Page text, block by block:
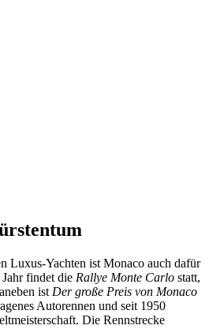
Luxus-Yachten ist Monaco auch dafür
findet die Rallye Monte Carlo statt,
ist Der große Preis von Monaco
Autorennen und seit 1950
Die Rennstrecke